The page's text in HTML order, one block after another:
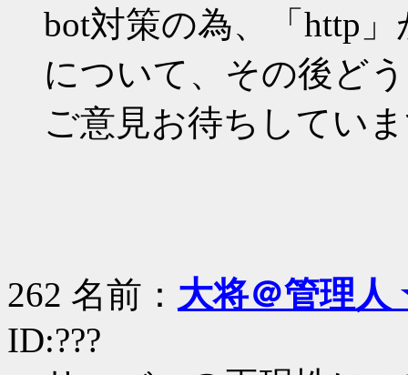
bot対策の為、「http
について、その後ど
ご意見お待ちしてい
262 名前： 大将＠管理
ID:???